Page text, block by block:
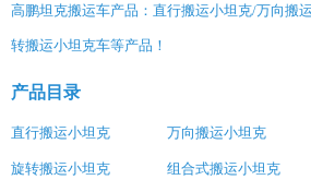
高鹏坦克搬运车产品：直行搬运小坦克/万向搬
转搬运小坦克车等产品！
产品目录
直行搬运小坦克 万向搬运小坦克
旋转搬运小坦克 组合式搬运小坦克